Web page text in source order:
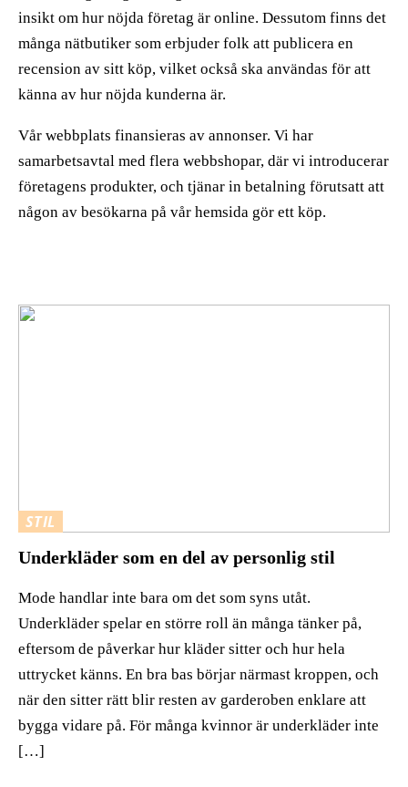
insikt om hur nöjda företag är online. Dessutom finns det
många nätbutiker som erbjuder folk att publicera en
recension av sitt köp, vilket också ska användas för att
känna av hur nöjda kunderna är.
Vår webbplats finansieras av annonser. Vi har
samarbetsavtal med flera webbshopar, där vi introducerar
företagens produkter, och tjänar in betalning förutsatt att
någon av besökarna på vår hemsida gör ett köp.
STIL
Underkläder som en del av personlig stil
Mode handlar inte bara om det som syns utåt.
Underkläder spelar en större roll än många tänker på,
eftersom de påverkar hur kläder sitter och hur hela
uttrycket känns. En bra bas börjar närmast kroppen, och
när den sitter rätt blir resten av garderoben enklare att
bygga vidare på. För många kvinnor är underkläder inte
[…]